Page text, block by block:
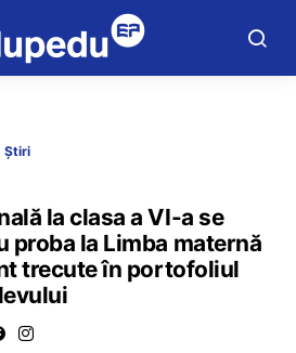
Știri
la clasa a VI-a se
proba la Limba maternă
trecute în portofoliul